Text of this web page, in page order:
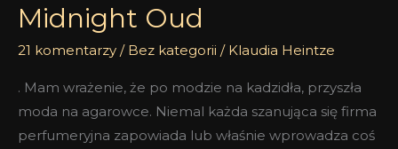
Midnight Oud
21 komentarzy / Bez kategorii / Klaudia Heintze
. Mam wrażenie, że po modzie na kadzidła, przyszła
moda na agarowce. Niemal każda szanująca się firma
perfumeryjna zapowiada lub właśnie wprowadza coś